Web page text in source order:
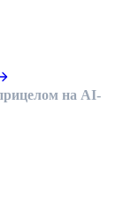
на AI-